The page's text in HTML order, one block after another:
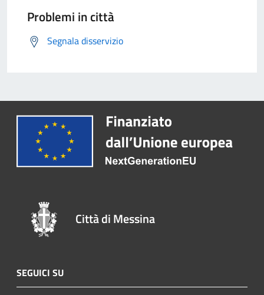
Problemi in città
Segnala disservizio
Città di Messina
SEGUICI SU